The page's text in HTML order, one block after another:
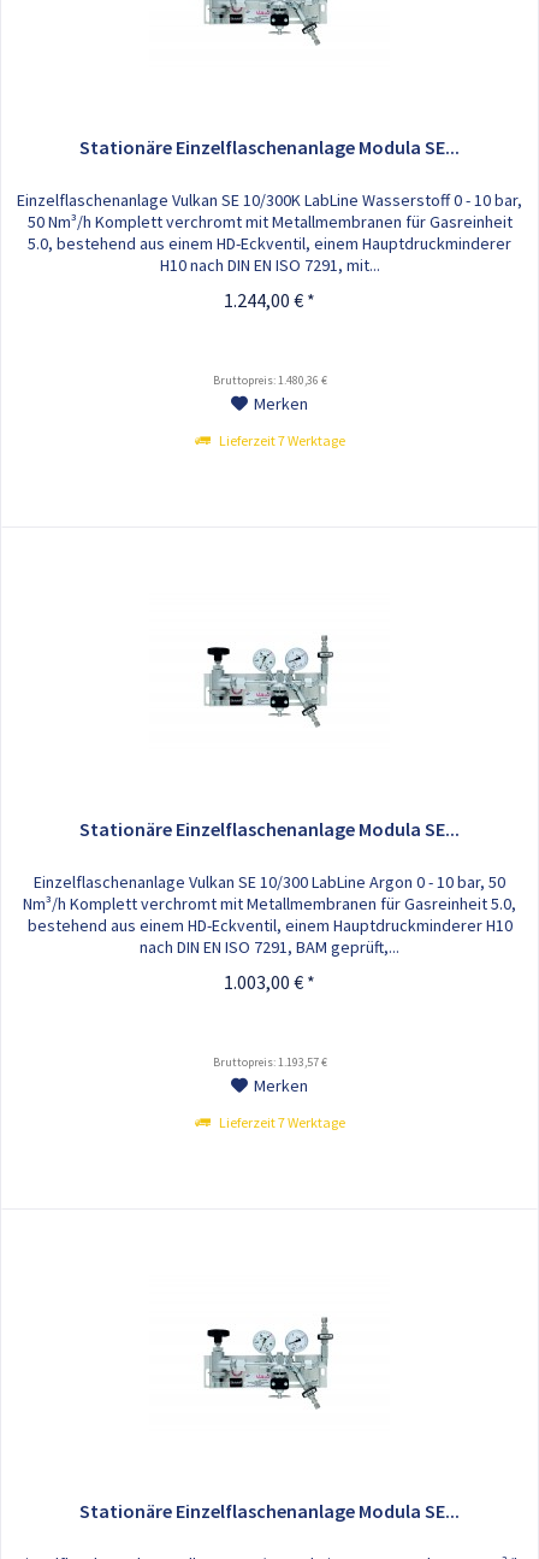
Stationäre Einzelflaschenanlage Modula SE...
Einzelflaschenanlage Vulkan SE 10/300K LabLine Wasserstoff 0 - 10 bar,
50 Nm³/h Komplett verchromt mit Metallmembranen für Gasreinheit
5.0, bestehend aus einem HD-Eckventil, einem Hauptdruckminderer
H10 nach DIN EN ISO 7291, mit...
1.244,00 € *
Bruttopreis: 1.480,36 €
Merken
Lieferzeit 7 Werktage
Stationäre Einzelflaschenanlage Modula SE...
Einzelflaschenanlage Vulkan SE 10/300 LabLine Argon 0 - 10 bar, 50
Nm³/h Komplett verchromt mit Metallmembranen für Gasreinheit 5.0,
bestehend aus einem HD-Eckventil, einem Hauptdruckminderer H10
nach DIN EN ISO 7291, BAM geprüft,...
1.003,00 € *
Bruttopreis: 1.193,57 €
Merken
Lieferzeit 7 Werktage
Stationäre Einzelflaschenanlage Modula SE...